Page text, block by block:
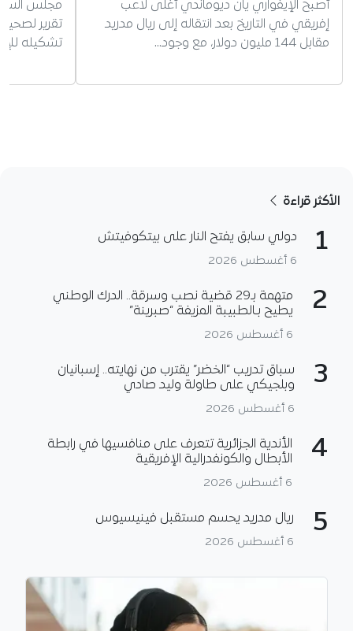
أصبح الإيفواري يان ديوماندي أغلى لاعب
إفريقي في التاريخ بعد انتقاله إلى ريال مدريد
مقابل 144 مليون دولار، مع وجود…
مجلس
تقرير
تشكيله
الأكثر قراءة
1 دولي سابق يفتح النار على بيتكوفيتش
6 أغسطس 2026
2
متهمة بـ29 قضية نصب وسرقة.. الدرك الوطني
يطيح بـالطبيبة المزيفة “صبرينة”
6 أغسطس 2026
3
سباق تدريب “الخضر” يقترب من نهايته.. إسبانيان
وبلجيكي على طاولة وليد صادي
6 أغسطس 2026
4
الأندية الجزائرية تتعرف على منافسيها في رابطة
الأبطال والكونفدرالية الإفريقية
6 أغسطس 2026
5 ريال مدريد يحسم مستقبل فينيسيوس
6 أغسطس 2026